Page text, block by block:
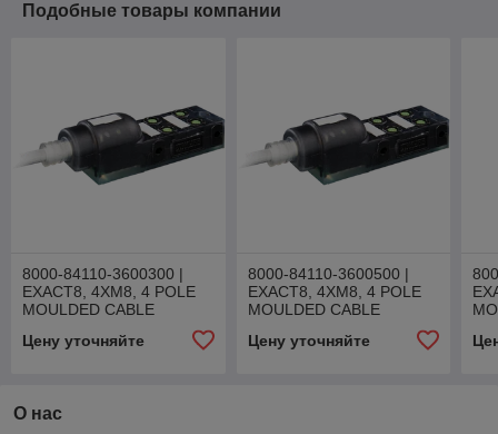
Подобные товары компании
8000-84110-3600300 |
EXACT8, 4XM8, 4 POLE
MOULDED CABLE
Цену уточняйте
8000-84110-3600500 |
EXACT8, 4XM8, 4 POLE
MOULDED CABLE
Цену уточняйте
О нас